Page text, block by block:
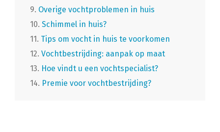
9. Overige vochtproblemen in huis
10. Schimmel in huis?
11. Tips om vocht in huis te voorkomen
12. Vochtbestrijding: aanpak op maat
13. Hoe vindt u een vochtspecialist?
14. Premie voor vochtbestrijding?